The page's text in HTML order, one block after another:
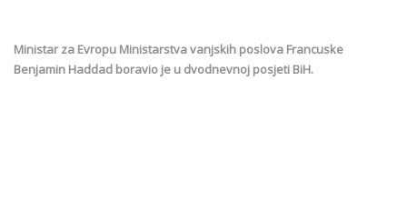
Ministar za Evropu Ministarstva vanjskih poslova Francuske
Benjamin Haddad boravio je u dvodnevnoj posjeti BiH.